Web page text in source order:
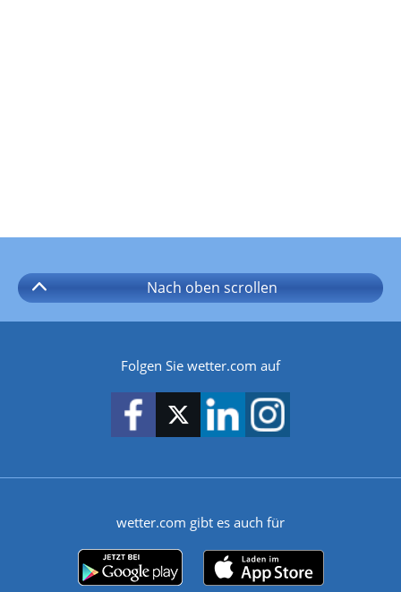
Nach oben scrollen
Folgen Sie wetter.com auf
wetter.com gibt es auch für